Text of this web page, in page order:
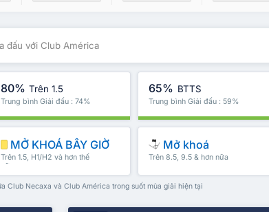
đấu với Club América
80% Trên 1.5
Trung bình Giải đấu : 74%
65% BTTS
Trung bình Giải đấu : 59%
MỞ KHOÁ BÂY GIỜ
Trên 1.5, H1/H2 và hơn thế
nữa
Mở khoá
Trên 8.5, 9.5 & hơn nữa
Club Necaxa và Club América trong suốt mùa giải hiện tại